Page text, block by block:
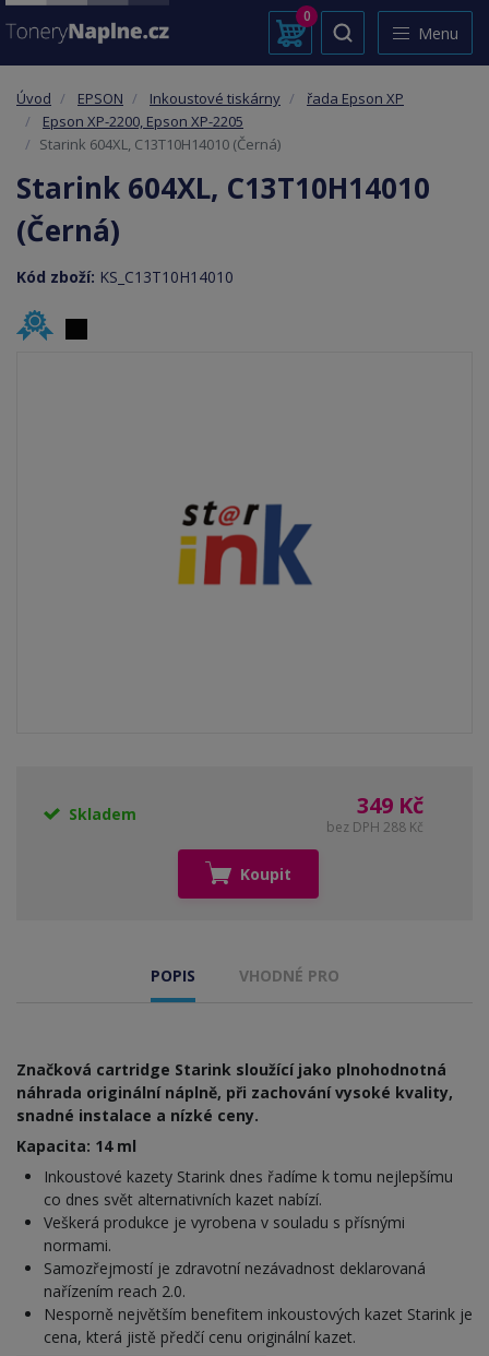
0
Menu
Úvod EPSON Inkoustové tiskárny
řada Epson XP
Epson XP-2200, Epson XP-2205
Starink 604XL, C13T10H14010 (Černá)
Starink 604XL, C13T10H14010
(Černá)
Kód zboží: KS_C13T10H14010
Skladem 349 Kč
bez DPH 288 Kč
Koupit
POPIS VHODNÉ PRO
Značková cartridge Starink sloužící jako plnohodnotná
náhrada originální náplně, při zachování vysoké kvality,
snadné instalace a nízké ceny.
Kapacita: 14 ml
Inkoustové kazety Starink dnes řadíme k tomu nejlepšímu
co dnes svět alternativních kazet nabízí.
Veškerá produkce je vyrobena v souladu s přísnými
normami.
Samozřejmostí je zdravotní nezávadnost deklarovaná
nařízením reach 2.0.
Nesporně největším benefitem inkoustových kazet Starink je
cena, která jistě předčí cenu originální kazet.